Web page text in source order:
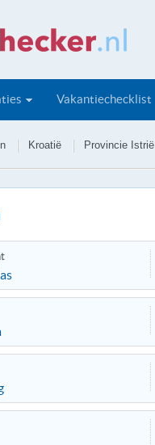
Vakantiechecklist
Kroatië Provincie Istrië